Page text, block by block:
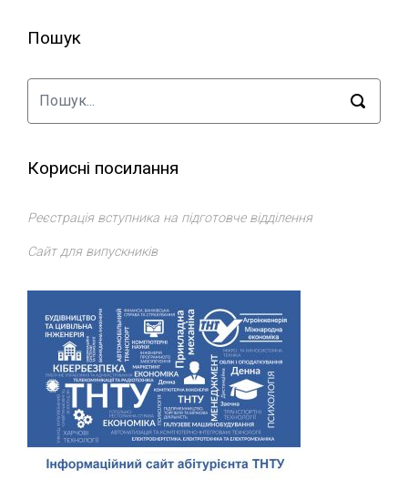
Пошук
Корисні посилання
Реєстрація вступника на підготовче відділення
Сайт для випускників